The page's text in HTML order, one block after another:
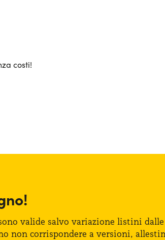
costi!
valide salvo variazione listini
non corrispondere a versioni,